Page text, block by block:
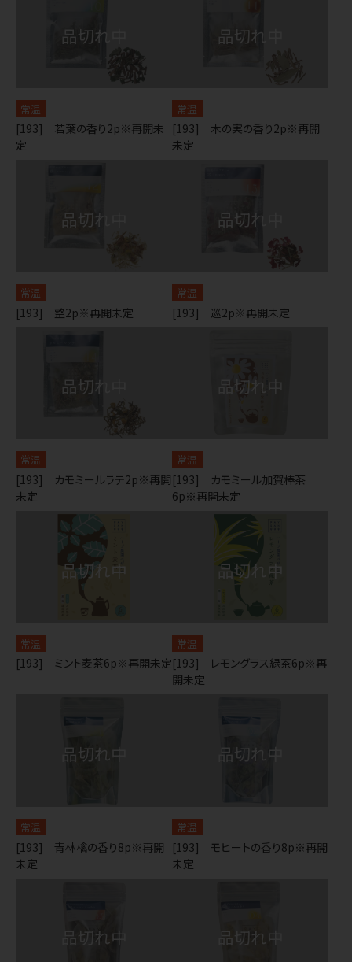
常温
[193] 若葉の香り2p※再開未
定
常温
[193] 木の実の香り2p※再開
未定
常温
[193] 整2p※再開未定
常温
[193] 巡2p※再開未定
常温
[193] カモミールラテ2p※再開
未定
常温
[193] カモミール加賀棒茶
6p※再開未定
常温
[193] ミント麦茶6p※再開未定
常温
[193] レモングラス緑茶6p※再
開未定
常温
[193] 青林檎の香り8p※再開
未定
常温
[193] モヒートの香り8p※再開
未定